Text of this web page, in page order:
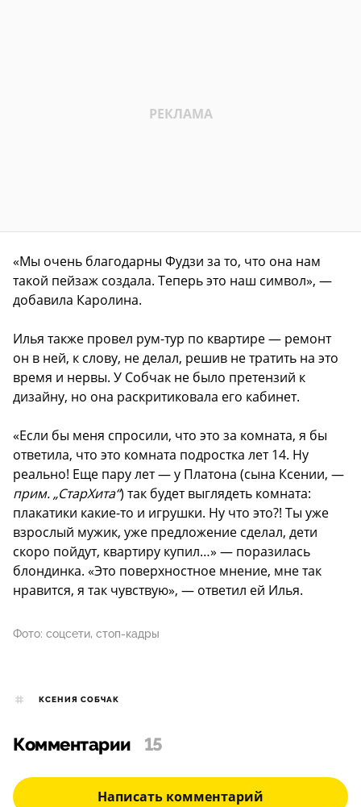
«Мы очень благодарны Фудзи за то, что она нам
такой пейзаж создала. Теперь это наш символ», —
добавила Каролина.
Илья также провел рум-тур по квартире — ремонт
он в ней, к слову, не делал, решив не тратить на это
время и нервы. У Собчак не было претензий к
дизайну, но она раскритиковала его кабинет.
«Если бы меня спросили, что это за комната, я бы
ответила, что это комната подростка лет 14. Ну
реально! Еще пару лет — у Платона (сына Ксении, —
прим. „СтарХита“) так будет выглядеть комната:
плакатики какие-то и игрушки. Ну что это?! Ты уже
взрослый мужик, уже предложение сделал, дети
скоро пойдут, квартиру купил…» — поразилась
блондинка. «Это поверхностное мнение, мне так
нравится, я так чувствую», — ответил ей Илья.
Фото: соцсети, стоп-кадры
КСЕНИЯ СОБЧАК
Комментарии 15
Написать комментарий